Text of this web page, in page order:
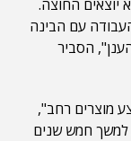
יוצאים החוצה.
עם הבינה
הסביר
מוצרים רחב",
למשך חמש שנים